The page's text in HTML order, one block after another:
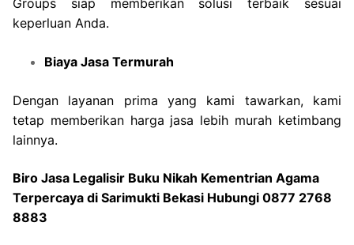
keperluan Anda.
Biaya Jasa Termurah
Dengan layanan prima yang kami tawarkan, kami
tetap memberikan harga jasa lebih murah ketimbang
lainnya.
Biro Jasa Legalisir Buku Nikah Kementrian Agama
Terpercaya di Sarimukti Bekasi Hubungi 0877 2768
8883